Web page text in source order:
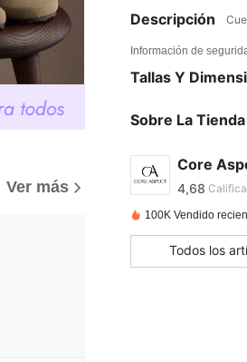
Ver más
Descripción
Información de
Tallas Y
Sobre La Tienda
Core
4,68
4,68
4,68
n***o
4,68
100K Vendido
Todos los